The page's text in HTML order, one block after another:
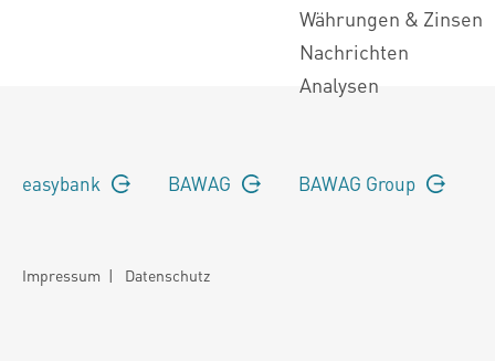
Währungen & Zinsen
Nachrichten
Analysen
easybank BAWAG BAWAG Group
Impressum | Datenschutz